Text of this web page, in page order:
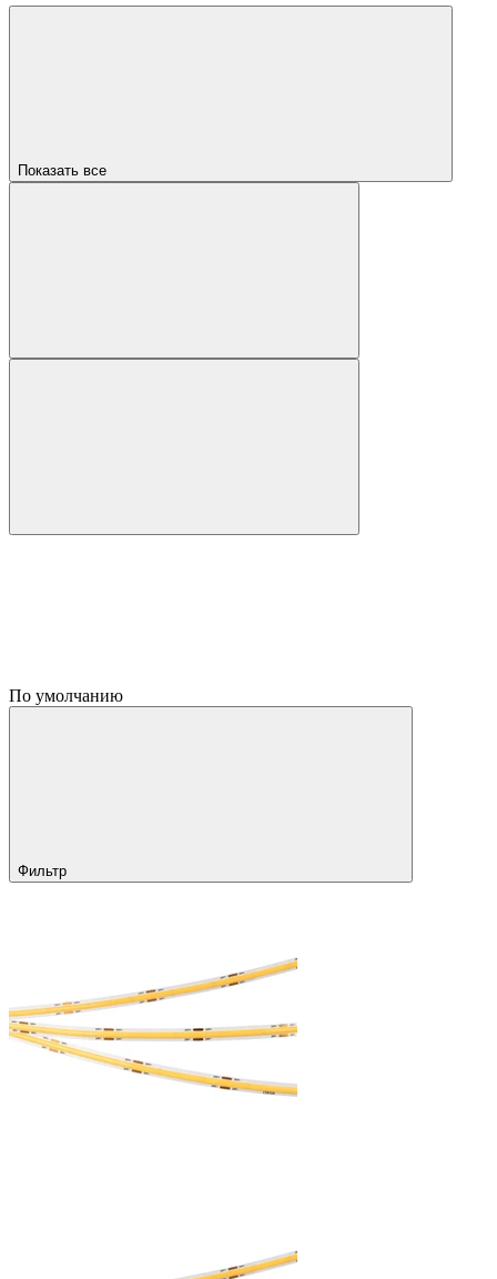
Показать все
По умолчанию
Фильтр